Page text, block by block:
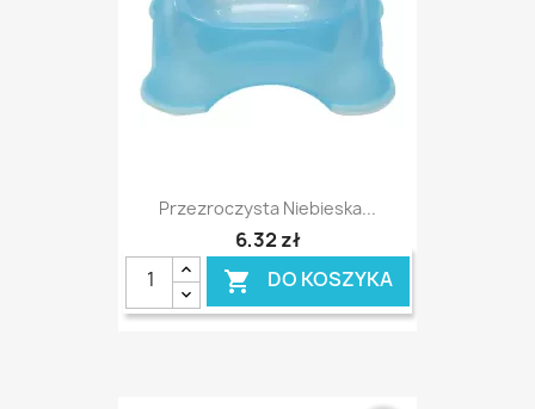
Przezroczysta Niebieska...
6,32 zł
 DO KOSZYKA